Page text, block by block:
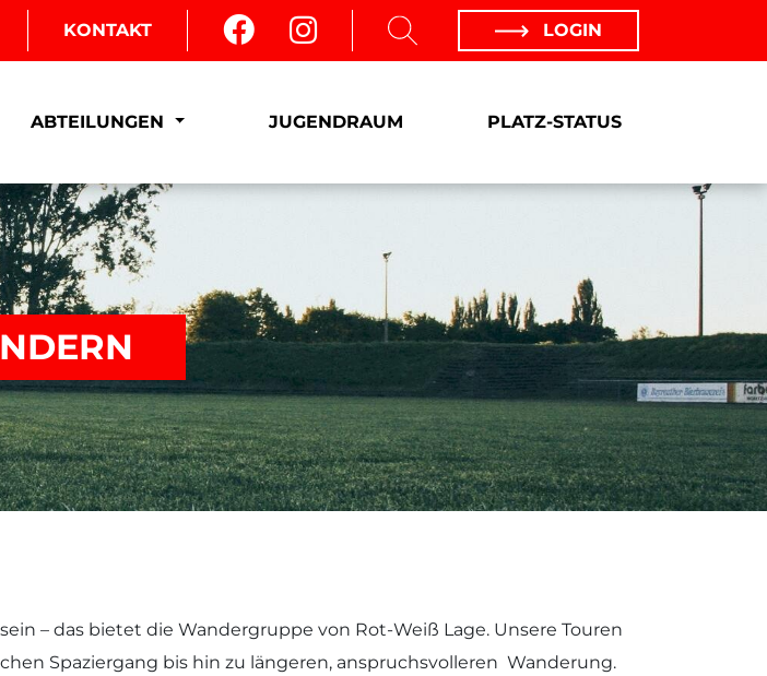
KONTAKT LOGIN
ABTEILUNGEN JUGENDRAUM PLATZ-STATUS
– das bietet die Wandergruppe von Rot-Weiß Lage. Unsere Touren
Spaziergang bis hin zu längeren, anspruchsvolleren Wanderung.